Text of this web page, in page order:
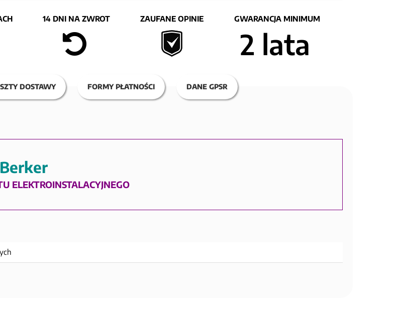
14 DNI NA ZWROT ZAUFANE OPINIE GWARANCJA MINIMUM
2 lata
DOSTAWY FORMY PŁATNOŚCI DANE GPSR
ELEKTROINSTALACYJNEGO